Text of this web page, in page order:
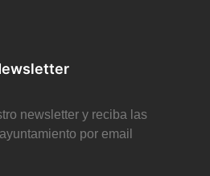
newsletter y reciba las
por email